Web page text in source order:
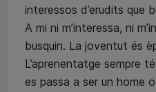
interessos d’erudits que
A mi ni m’interessa, ni
busquin. La joventut és
L’aprenentatge sempre
es passa a ser un home